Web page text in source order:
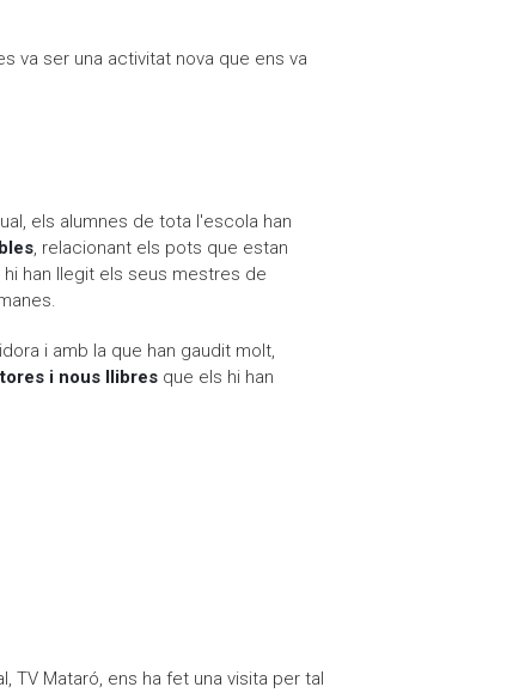
va ser una activitat nova que ens va
els alumnes de tota l'escola han
, relacionant els pots que estan
hi han llegit els seus mestres de
i amb la que han gaudit molt,
i nous llibres que els hi han
TV Mataró, ens ha fet una visita per tal